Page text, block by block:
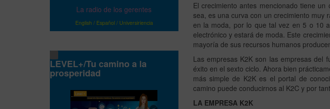
El crecimiento antes mencionado tiene
sea, es una curva con un crecimiento
en la moda, por lo que tal vez en 5 o 10
electrónico y estará de moda. Este
mayoría de sus recursos humanos
Las empresas K2K son las empresas del
éxito en el sexto ciclo. Ahora bien
más simple de K2K es el portal de
camino puede conducirnos al K2C y por
LA EMPRESA K2K
La radio de los gerentes
English / Español/ Universiriencia
LEVEL+/Tu camino a la
prosperidad